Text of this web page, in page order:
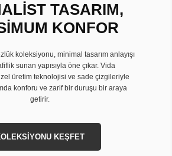
TASARIM,
KONFOR
koleksiyonu, minimal tasarım anlayışı
sunan yapısıyla öne çıkar. Vida
üretim teknolojisi ve sade çizgileriyle
konforu ve zarif bir duruşu bir araya
getirir.
KEŞFET